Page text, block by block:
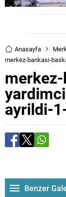
Anasayfa
merkez-bankasi-
ayrildi-
Benzer